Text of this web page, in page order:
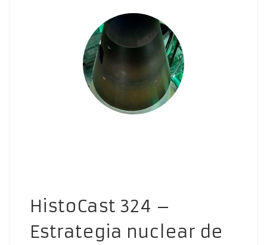
HistoCast 324 –
Estrategia nuclear de